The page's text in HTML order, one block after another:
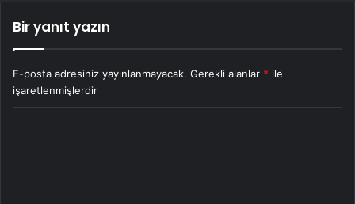
Bir yanıt yazın
E-posta adresiniz yayınlanmayacak. Gerekli alanlar * ile
işaretlenmişlerdir